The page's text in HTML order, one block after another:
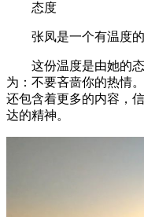
态度
张凤是一个有温度的
这份温度是由她的态
为：不要吝啬你的热情
还包含着更多的内容，
达的精神。